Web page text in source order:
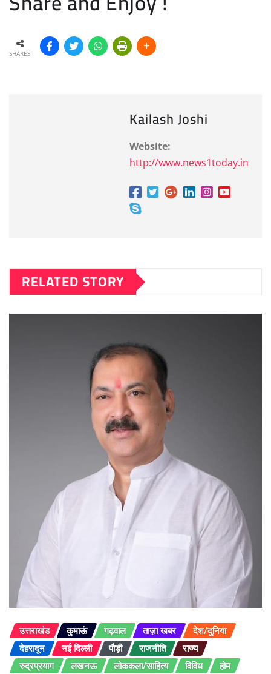
SHARES
Kailash Joshi
Website:
http://www.news1today.in
RELATED STORY
उत्तराखंड कुमाऊं गढ़वाल ताज़ा खबर
देश/दुनिया
देहरादून
नई दिल्ली पौड़ी राजनीति
राज्य
रुद्रप्रयाग
लखनऊ लोककला/साहित्य विविध होम